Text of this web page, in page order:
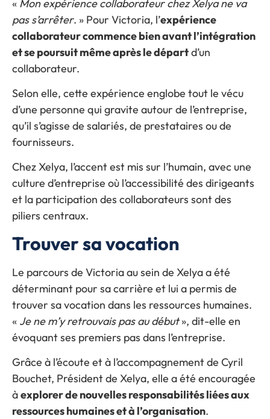
« Mon expérience collaborateur chez Xelya ne va
pas s’arrêter. » Pour Victoria, l’expérience
collaborateur commence bien avant l’intégration
et se poursuit même après le départd’un
collaborateur.
Selon elle, cette expérience englobe tout le vécu
d’une personne qui gravite autour de l’entreprise,
qu’il s’agisse de salariés, de prestataires ou de
fournisseurs.
Chez Xelya, l’accent est mis sur l’humain, avec une
culture d’entreprise où l’accessibilité des dirigeants
et la participation des collaborateurs sont des
piliers centraux.
Trouver sa vocation
Le parcours de Victoria au sein de Xelya a été
déterminant pour sa carrière et lui a permis de
trouver sa vocation dans les ressources humaines.
« Je ne m’y retrouvais pas au début», dit-elle en
évoquant ses premiers pas dans l’entreprise.
Grâce à l’écoute et à l’accompagnement de Cyril
Bouchet, Président de Xelya, elle a été encouragée
àexplorer de nouvelles responsabilités liées aux
ressources humaines et à l’organisation.